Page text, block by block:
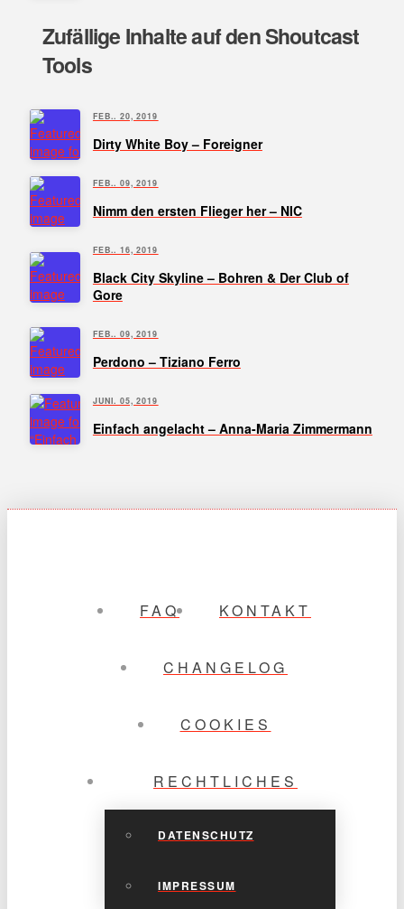
Zufällige Inhalte auf den Shoutcast
Tools
FEB.. 20, 2019
Dirty White Boy – Foreigner
FEB.. 09, 2019
Nimm den ersten Flieger her – NIC
FEB.. 16, 2019
Black City Skyline – Bohren & Der Club of
Gore
FEB.. 09, 2019
Perdono – Tiziano Ferro
JUNI. 05, 2019
Einfach angelacht – Anna-Maria Zimmermann
FAQ KONTAKT
CHANGELOG
COOKIES
RECHTLICHES
DATENSCHUTZ
IMPRESSUM